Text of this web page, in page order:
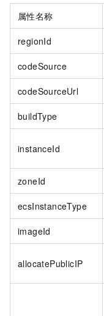
属性名称
regionId
codeSource
codeSourceUrl
buildType
instanceId
zoneId
ecsInstanceType
imageId
allocatePublicIP